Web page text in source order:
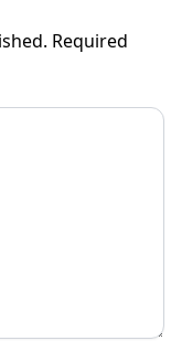
Required